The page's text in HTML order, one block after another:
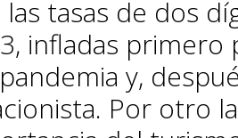
las tasas de dos
infladas primero
y,
Por otro